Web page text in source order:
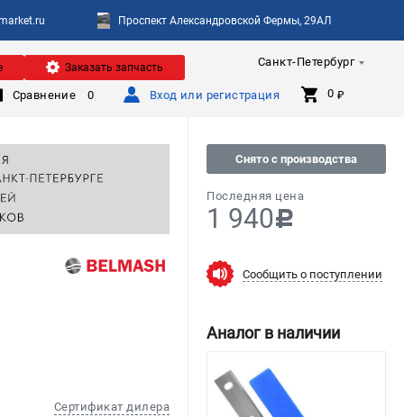
Проспект Александровской Фермы, 29АЛ
Санкт-Петербург
Заказать запчасть
Сравнение 0 Вход или регистрация 0 ₽
Сертификат дилера
Снято с производства
Последняя цена
1 940c
Сообщить о поступлении
Аналог в наличии